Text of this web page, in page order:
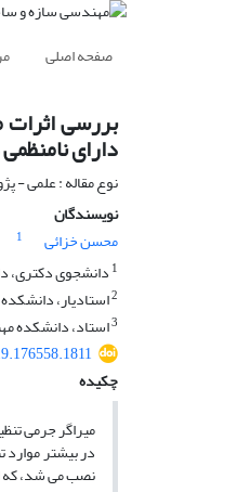
صفحه اصلی
بررسی اثرات
دارای
نوع مقاله : علمی -
نویسندگان
محسن خزائی
1
1دانشجوی دکتری،
2استادیار،
3استاد، دانشکده
چکیده
میراگر جرمی
نصب می شد، که